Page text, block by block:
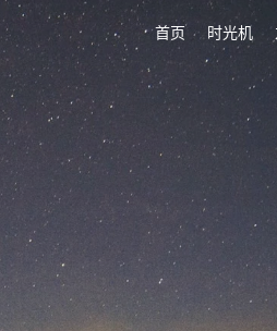
首页 时光机